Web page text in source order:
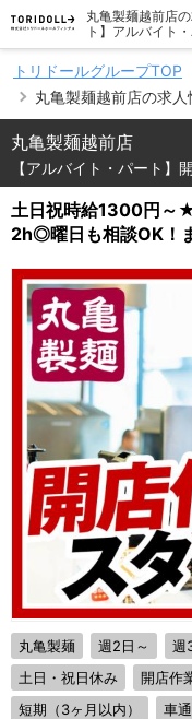
丸亀製麺越前店
ト】アルバイト
トリドールグループTOP
丸亀製麺越前店の求人
丸亀製麺越前店
【アルバイト・パート】
土日祝時給1300円～
2h◎曜日も相談OK！
丸亀製麺 週2日～ 週
土日・祝日休み
開店作
短期（3ヶ月以内）
車